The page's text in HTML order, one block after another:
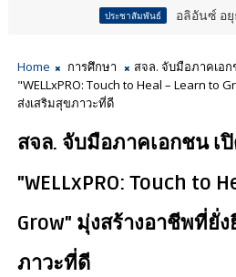
อลิอันซ์ อยุธยา คว้ารา
Home การศึกษา
สจล. จับมือภาคเอ
"WELLxPRO: Touch to Heal – Learn to
ส่งเสริมสุขภาวะที่ดี
สจล. จับมือภาคเอกชน เ
"WELLxPRO: Touch to
Grow" มุ่งสร้างอาชีพที่ยั่
ภาวะที่ดี